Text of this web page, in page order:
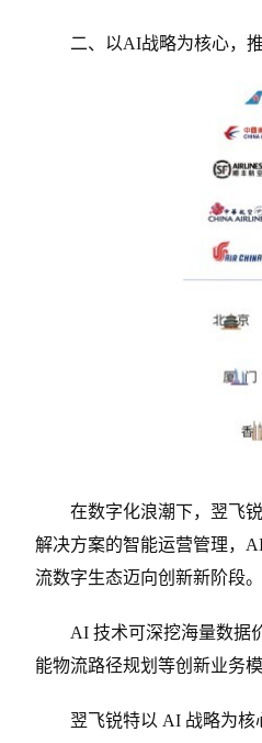
二、以AI战略为核心，
在数字化浪潮下，翌飞
解决方案的智能运营管理，
流数字生态迈向创新新阶段。
AI 技术可深挖海量数据
能物流路径规划等创新业务
翌飞锐特以 AI 战略为核